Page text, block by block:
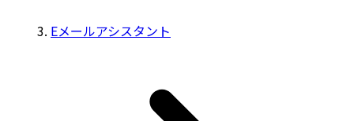
Eメールアシスタント